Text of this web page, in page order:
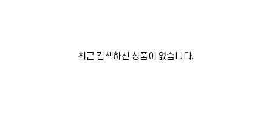
최근 검색하신 상품이 없습니다.